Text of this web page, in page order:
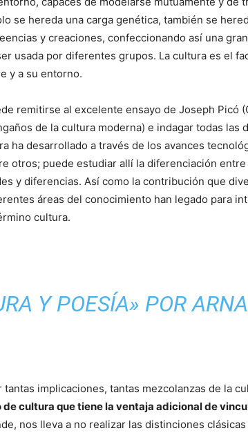
se hereda una carga genética, también se
y creaciones, confeccionando así una
usada por diferentes grupos. La cultura es el
y a su entorno.
remitirse al excelente ensayo de Joseph Picó
de la cultura moderna) e indagar todas las
ha desarrollado a través de los avances
otros; puede estudiar allí la diferenciación
y diferencias. Así como la contribución que
áreas del conocimiento han legado para
cultura.
Y POESÍA» POR
tantas implicaciones, tantas mezcolanzas de la
cultura que tiene la ventaja adicional de
nos lleva a no realizar las distinciones